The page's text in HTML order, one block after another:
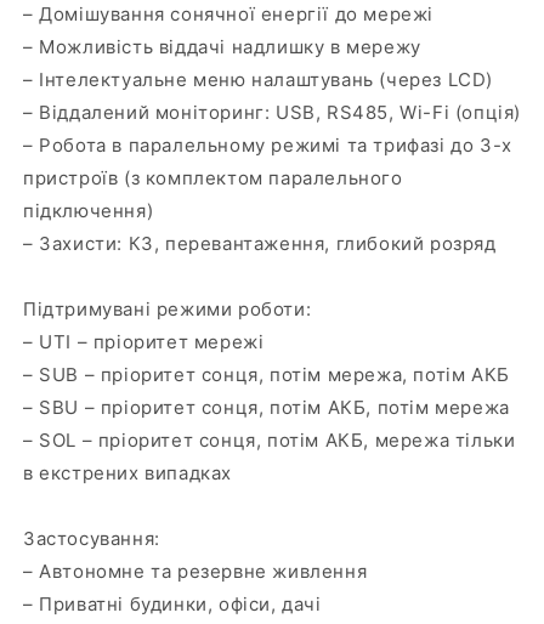
– Домішування сонячної енергії до мережі
– Можливість віддачі надлишку в мережу
– Інтелектуальне меню налаштувань (через LCD)
– Віддалений моніторинг: USB, RS485, Wi-Fi (опція)
– Робота в паралельному режимі та трифазі до 3-х
пристроїв (з комплектом паралельного
підключення)
– Захисти: КЗ, перевантаження, глибокий розряд
Підтримувані режими роботи:
– UTI – пріоритет мережі
– SUB – пріоритет сонця, потім мережа, потім АКБ
– SBU – пріоритет сонця, потім АКБ, потім мережа
– SOL – пріоритет сонця, потім АКБ, мережа тільки
в екстрених випадках
Застосування:
– Автономне та резервне живлення
– Приватні будинки, офіси, дачі